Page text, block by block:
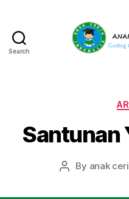
Search
Santunan
Post
By anak